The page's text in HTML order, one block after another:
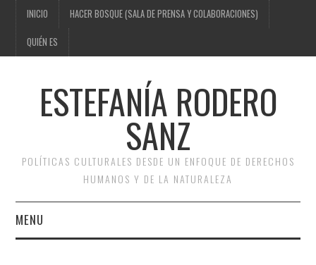
INICIO HACER BOSQUE (SALA DE PRENSA Y COLABORACIONES)
QUIÉN ES
ESTEFANÍA RODERO
SANZ
POLÍTICAS CULTURALES DESDE UN ENFOQUE DE DERECHOS
HUMANOS Y DE LA NATURALEZA
MENU